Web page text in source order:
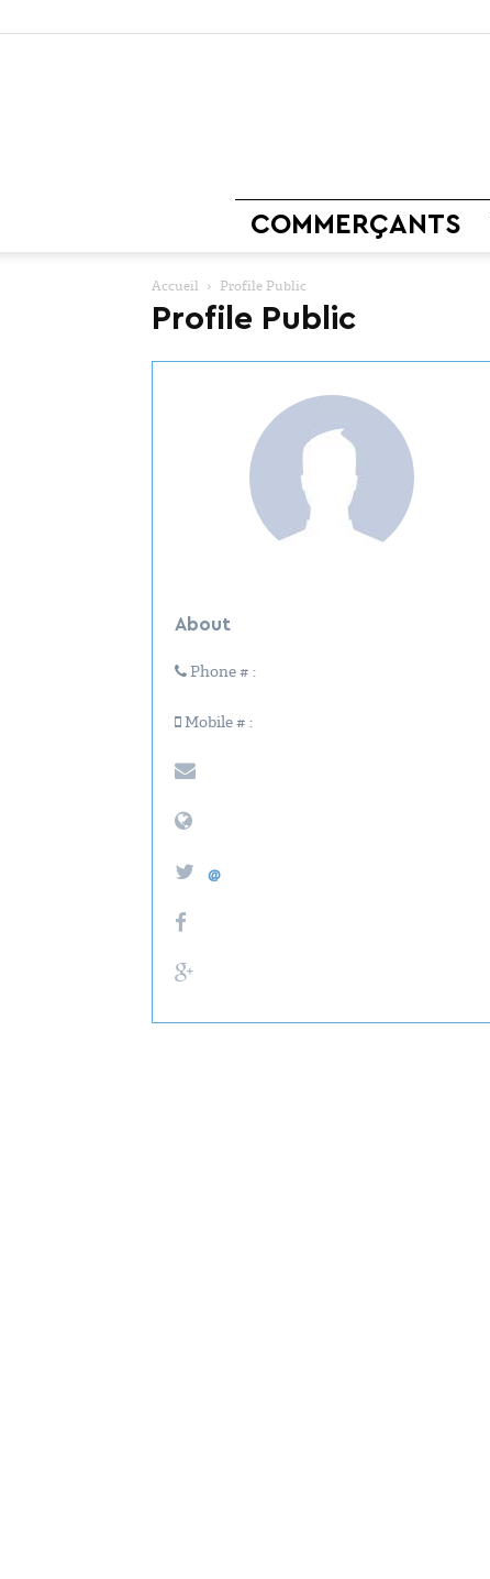
COMMERÇANTS
Accueil Profile Public
Profile Public
About
Phone # :
Mobile # :
@